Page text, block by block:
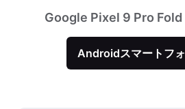
Google Pixel 9 Pro
Androidスマートフ